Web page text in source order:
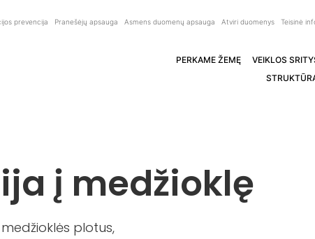
prevencija Pranešėjų apsauga Asmens duomenų apsauga Atviri duomenys Teisinė
PERKAME ŽEMĘ VEIKLOS
į medžioklę
plotus,